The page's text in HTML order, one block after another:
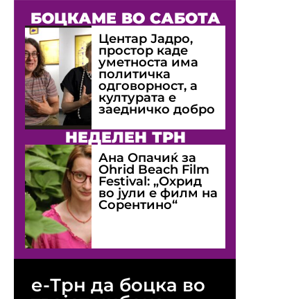
БОЦКАМЕ ВО САБОТА
Центар Јадро,
простор каде
уметноста има
политичка
одговорност, а
културата е
заедничко добро
НЕДЕЛЕН ТРН
Ана Опачиќ за
Оhrid Beach Film
Festival: „Охрид
во јули е филм на
Сорентино“
е-Трн да боцка во